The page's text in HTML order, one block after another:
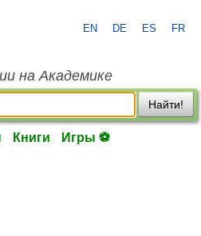
EN DE ES FR
на Академике
Найти!
Книги Игры ⚽